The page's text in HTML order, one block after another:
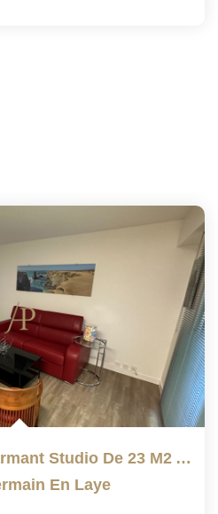
En Exclusivité : Charmant Studio De 23 M2 Avec Une...
En Laye